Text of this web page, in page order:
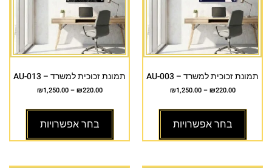
תמונת זכוכית למשרד – AU-003
₪220.00
–
₪1,250.00
בחר אפשרויות
תמונת זכוכית למשרד – AU-013
₪220.00
–
₪1,250.00
בחר אפשרויות